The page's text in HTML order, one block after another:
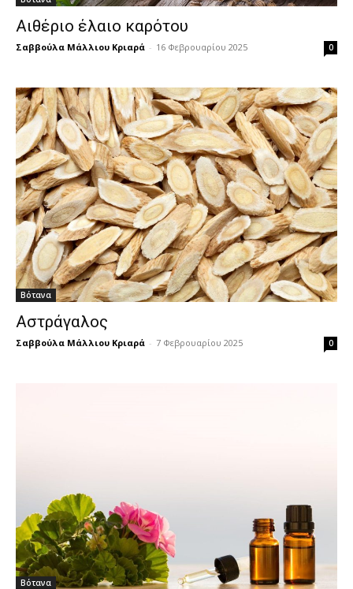
Αιθέριο έλαιο καρότου
Σαββούλα Μάλλιου Κριαρά - 16 Φεβρουαρίου 2025 0
Βότανα
Αστράγαλος
Σαββούλα Μάλλιου Κριαρά - 7 Φεβρουαρίου 2025 0
Βότανα